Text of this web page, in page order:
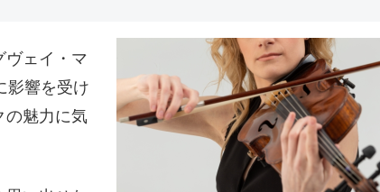
ヴェイ・マ
影響を受け
の魅力に気